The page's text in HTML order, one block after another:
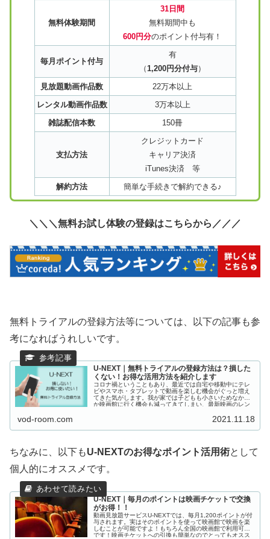
無料体験期間
31日間
無料期間中も
600円分のポイント付与有！
毎月ポイント付与
有
（ 1,200円分付与）
見放題動画作品数
22万本以上
レンタル動画作品数
3万本以上
雑誌配信本数
150冊
支払方法
クレジットカード
キャリア決済
iTunes決済 等
解約方法
簡単な手続きで解約できる♪
＼＼＼無料お試し体験の登録はこちらから／／／
無料トライアルの登録方法等については、以下の記事も参
考になればうれしいです。
U-NEXT｜無料トライアルの登録方法は？損した
くない！お得な活用方法を紹介します
コロナ禍ということもあり、最近では自宅や移動中にテレ
ビやスマホ・タブレットで動画を楽しむ機会がぐっと増え
てきた気がします。我が家では子どもも小さいためなかな
か映画館に行く機会も減ってきてしまい、最新映画のレン
vod-room.com 2021.11.18
ちなみに、以下もU-NEXTのお得なポイント活用術として
個人的にオススメです。
U-NEXT｜毎月のポイントは映画チケットで交換
がお得！！
動画見放題サービスU-NEXTでは、毎月1,200ポイントが付
与されます。実はそのポイントを使って映画館で映画を楽
しむことが可能ですよ！もちろん全国の映画館で利用可能
です！映画チケットへの引換も簡単なのでとってもオスス